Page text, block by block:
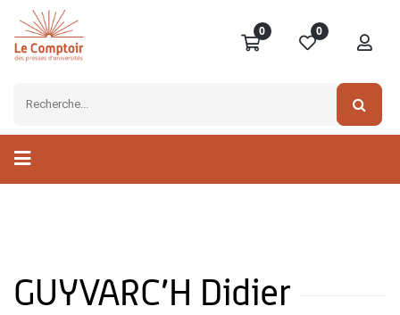
0 0
GUYVARC’H Didier